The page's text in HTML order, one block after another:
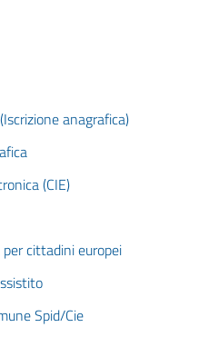
anagrafica)
(CIE)
cittadini europei
Spid/Cie